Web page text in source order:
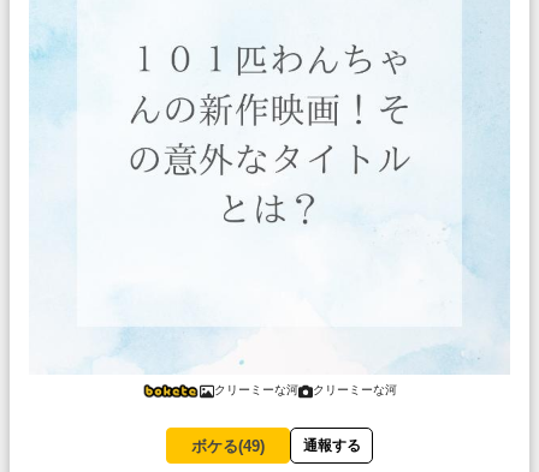
クリーミーな河 クリーミーな河
ボケる(49) 通報する